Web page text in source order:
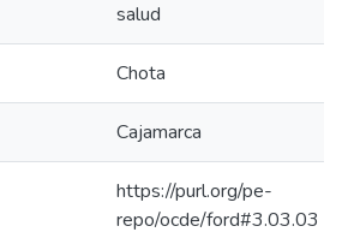
salud
Chota
Cajamarca
https://purl.org/pe-
repo/ocde/ford#3.03.03